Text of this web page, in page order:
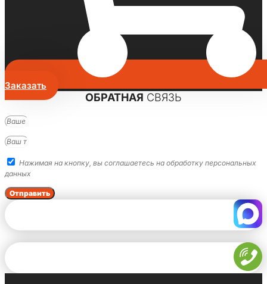
Заказать
ОБРАТНАЯ СВЯЗЬ
Нажимая на кнопку, вы соглашаетесь на обработку персональных
данных
Отправить